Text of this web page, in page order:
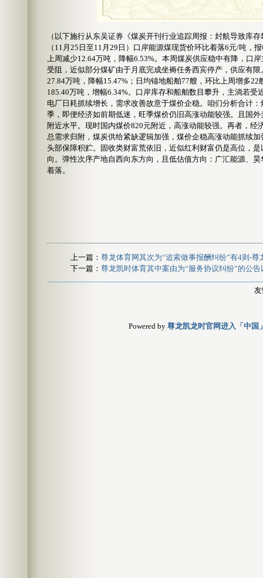
（以下施行从东吴证券《煤炭开刊行业追踪周报：封航导致库
（11月25日至11月29日）口岸能源煤现货价环比着落6元/吨，
上周减少12.64万吨，降幅6.53%。本周煤炭供应稳中有降，口
受阻，近似部分煤矿由于月底完成坐褥任务西宾停产，供应有
27.84万吨，降幅15.47%；日均锚地船舶77艘，环比上周增多
185.40万吨，增幅6.34%。口岸库存和船舶数目攀升，主淌若
电厂日耗抓续增长，需求改善故意于煤价企稳。咱们分析合计
季，即便经济如前期低迷，旺季煤价仍旧高涨动能较强。且国
附近水平。现时国内煤价820元附近，高涨动能较强。再者，
总需求归附，煤炭供给紧缺逻辑加强，煤价企稳高涨动能抓续
头部保障积贮。固收类财富荒依旧，近似红利财富仍是高位，
向。弹性次序产地自西向东方向，且低估值方向：广汇能源、
着落。
上一篇： 尊龙体育网其次为“追索做事报酬纠纷”有4则-
下一篇： 尊龙凯时体育其中案由为“服务协议纠纷”的公
Powered by 尊龙凯龙时官网进入「中国